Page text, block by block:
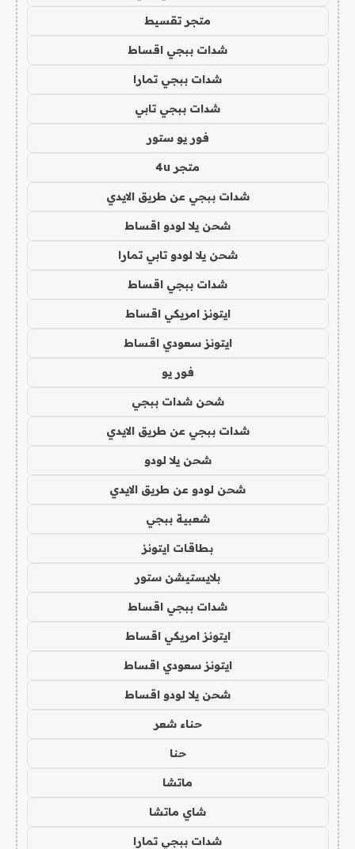
متجر تقسيط
شدات ببجي اقساط
شدات ببجي تمارا
شدات ببجي تابي
فور يو ستور
متجر 4u
شدات ببجي عن طريق الايدي
شحن يلا لودو اقساط
شحن يلا لودو تابي تمارا
شدات ببجي اقساط
ايتونز امريكي اقساط
ايتونز سعودي اقساط
فور يو
شحن شدات ببجي
شدات ببجي عن طريق الايدي
شحن يلا لودو
شحن لودو عن طريق الايدي
شعبية ببجي
بطاقات ايتونز
بلايستيشن ستور
شدات ببجي اقساط
ايتونز امريكي اقساط
ايتونز سعودي اقساط
شحن يلا لودو اقساط
حناء شعر
حنا
ماتشا
شاي ماتشا
شدات ببجي تمارا